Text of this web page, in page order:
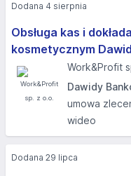
Obsługa kas i
kosmetycznym
Work&Profit
Dawidy
umowa
wideo
Dodana 4 sierpnia
Dodana 29 lipca